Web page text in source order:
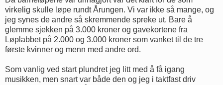
virkelig skulle løpe rundt Årungen. Vi var ikke så mange, og
jeg synes de andre så skremmende spreke ut. Bare å
glemme sjekken på 3.000 kroner og gavekortene fra
Løplabbet på 2.000 og 3.000 kroner som vanket til de tre
første kvinner og menn med andre ord.
Som vanlig ved start plundret jeg litt med å få igang
musikken, men snart var både den og jeg i taktfast driv